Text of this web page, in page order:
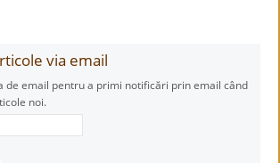
via email
de email pentru a primi notificări prin email când
noi.